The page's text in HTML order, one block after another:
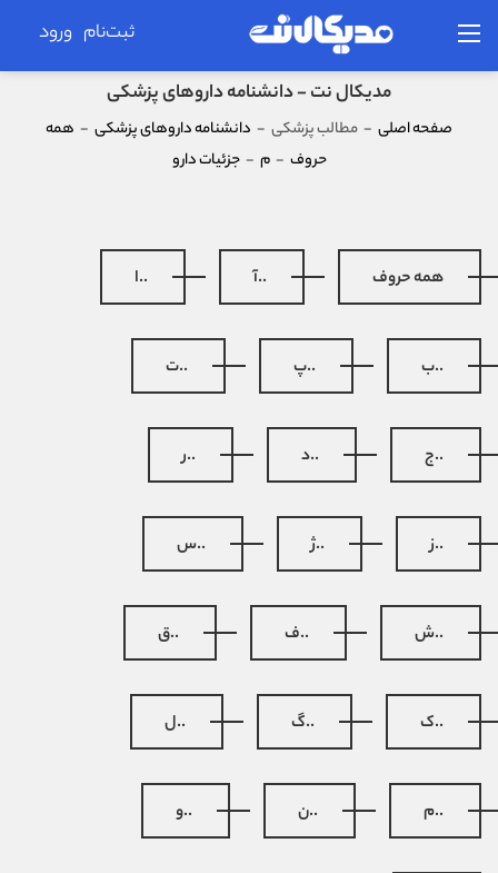
ثبت‌نام ورود
مدیکال نت - دانشنامه داروهای پزشکی
صفحه اصلی - مطالب پزشکی - دانشنامه داروهای پزشکی - همه
حروف - م - جزئیات دارو
همه حروف ..آ ..ا
..ب ..پ ..ت
..ج ..د ..ر
..ز ..ژ ..س
..ش ..ف ..ق
..ک ..گ ..ل
..م ..ن ..و